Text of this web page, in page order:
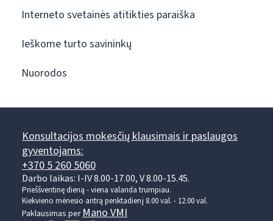
Interneto svetainės atitikties paraiška
Ieškome turto savininkų
Nuorodos
Konsultacijos mokesčių klausimais ir paslaugos
gyventojams:
+370 5 260 5060
Darbo laikas: I-IV 8.00-17.00, V 8.00-15.45.
Prieššventinę dieną - viena valanda trumpiau.
Kiekvieno mėnesio antrą penktadienį 8.00 val. - 12.00 val.
Paklausimas per Mano VMI